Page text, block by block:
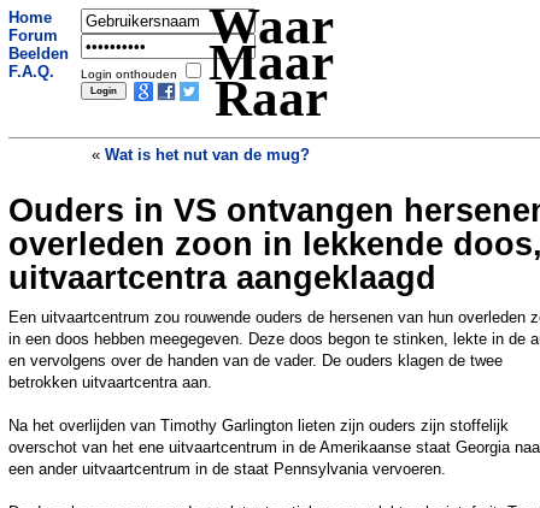
Home
Forum
Beelden
F.A.Q.
Login onthouden
Waar
Maar
Raar
« Wat is het nut van de mug?
Olympische Spelen van Parijs kostten
miljarden meer dan was begroot»
Ouders in VS ontvangen
overleden zoon in lekkende
uitvaartcentra aangeklaagd
Een uitvaartcentrum zou rouwende ouders de hersenen van hun overleden
in een doos hebben meegegeven. Deze doos begon te stinken, lekte in de
en vervolgens over de handen van de vader. De ouders klagen de twee
betrokken uitvaartcentra aan.
Na het overlijden van Timothy Garlington lieten zijn ouders zijn stoffelijk
overschot van het ene uitvaartcentrum in de Amerikaanse staat Georgia
een ander uitvaartcentrum in de staat Pennsylvania vervoeren.